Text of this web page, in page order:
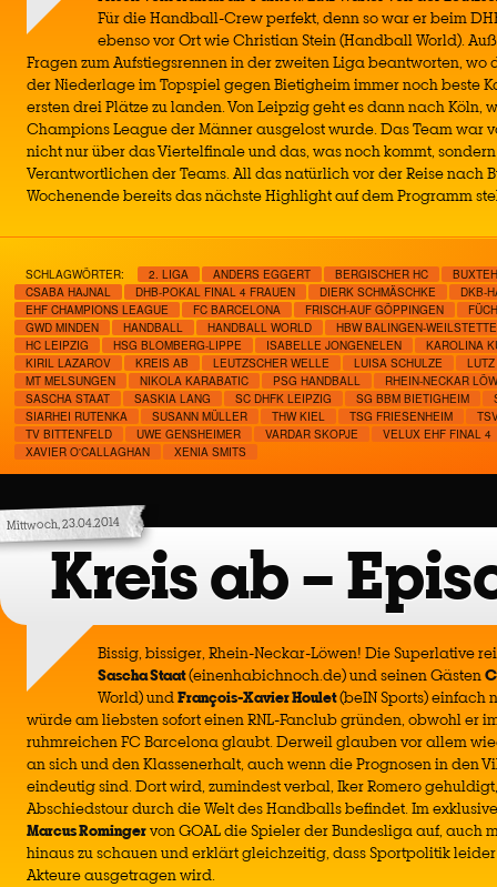
Für die Handball-Crew perfekt, denn so war er beim
ebenso vor Ort wie Christian Stein (Handball World).
Fragen zum Aufstiegsrennen in der zweiten Liga beantworten, wo
der Niederlage im Topspiel gegen Bietigheim immer noch beste
ersten drei Plätze zu landen. Von Leipzig geht es dann nach Köln,
Champions League der Männer ausgelost wurde. Das Team war
nicht nur über das Viertelfinale und das, was noch kommt,
Verantwortlichen der Teams. All das natürlich vor der Reise nach
Wochenende bereits das nächste Highlight auf dem Programm
SCHLAGWÖRTER: 2. LIGA ANDERS EGGERT BERGISCHER HC
CSABA HAJNAL
DHB-POKAL FINAL 4 FRAUEN DIERK SCHMÄSCHKE
DKB-
EHF CHAMPIONS LEAGUE
FC BARCELONA FRISCH-AUF GÖPPINGEN
GWD MINDEN
HANDBALL HANDBALL WORLD
HBW BALINGEN-
HC LEIPZIG
HSG BLOMBERG-LIPPE ISABELLE JONGENELEN
KAROLINA
KIRIL LAZAROV
KREIS AB LEUTZSCHER WELLE LUISA SCHULZE
MT MELSUNGEN
NIKOLA KARABATIC PSG HANDBALL
RHEIN-NECKAR
SASCHA STAAT
SASKIA LANG SC DHFK LEIPZIG SG BBM BIETIGHEIM
SIARHEI RUTENKA
SUSANN MÜLLER THW KIEL TSG FRIESENHEIM
TV BITTENFELD
UWE GENSHEIMER VARDAR SKOPJE
VELUX EHF FINAL 4
XAVIER O'CALLAGHAN
XENIA SMITS
Mittwoch, 23.04.2014
Kreis ab –
Bissig, bissiger, Rhein-Neckar-Löwen! Die Superlative
Sascha Staat(einenhabichnoch.de) und seinen Gästen
World) undFrançois-Xavier Houlet(beIN Sports) einfach
würde am liebsten sofort einen RNL-Fanclub gründen, obwohl er
ruhmreichen FC Barcelona glaubt. Derweil glauben vor allem
an sich und den Klassenerhalt, auch wenn die Prognosen in den
eindeutig sind. Dort wird, zumindest verbal, Iker Romero
Abschiedstour durch die Welt des Handballs befindet. Im
Marcus Romingervon GOAL die Spieler der Bundesliga auf, auch
hinaus zu schauen und erklärt gleichzeitig, dass Sportpolitik
Akteure ausgetragen wird.